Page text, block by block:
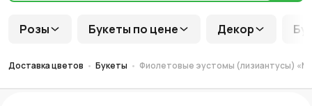
Розы Букеты по цене Декор
Доставка цветов Букеты Фиолетовые эустомы (лизиантусы)